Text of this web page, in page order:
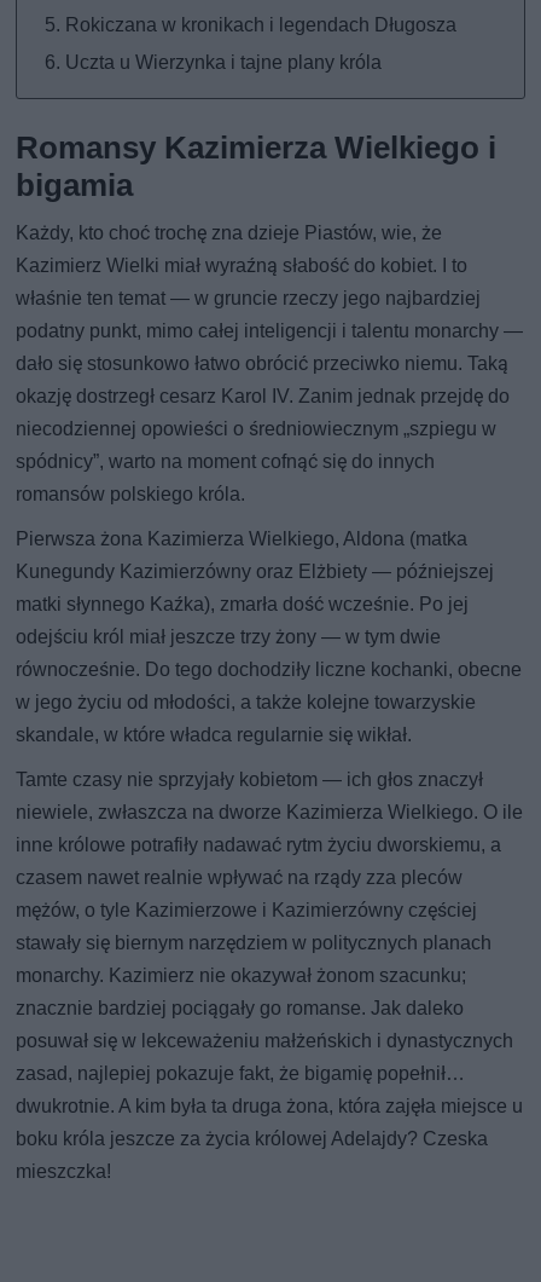
Rokiczana w kronikach i legendach Długosza
Uczta u Wierzynka i tajne plany króla
Romansy Kazimierza Wielkiego i
bigamia
Każdy, kto choć trochę zna dzieje Piastów, wie, że
Kazimierz Wielki miał wyraźną słabość do kobiet. I to
właśnie ten temat — w gruncie rzeczy jego najbardziej
podatny punkt, mimo całej inteligencji i talentu monarchy —
dało się stosunkowo łatwo obrócić przeciwko niemu. Taką
okazję dostrzegł cesarz Karol IV. Zanim jednak przejdę do
niecodziennej opowieści o średniowiecznym „szpiegu w
spódnicy”, warto na moment cofnąć się do innych
romansów polskiego króla.
Pierwsza żona Kazimierza Wielkiego, Aldona (matka
Kunegundy Kazimierzówny oraz Elżbiety — późniejszej
matki słynnego Kaźka), zmarła dość wcześnie. Po jej
odejściu król miał jeszcze trzy żony — w tym dwie
równocześnie. Do tego dochodziły liczne kochanki, obecne
w jego życiu od młodości, a także kolejne towarzyskie
skandale, w które władca regularnie się wikłał.
Tamte czasy nie sprzyjały kobietom — ich głos znaczył
niewiele, zwłaszcza na dworze Kazimierza Wielkiego. O ile
inne królowe potrafiły nadawać rytm życiu dworskiemu, a
czasem nawet realnie wpływać na rządy zza pleców
mężów, o tyle Kazimierzowe i Kazimierzówny częściej
stawały się biernym narzędziem w politycznych planach
monarchy. Kazimierz nie okazywał żonom szacunku;
znacznie bardziej pociągały go romanse. Jak daleko
posuwał się w lekceważeniu małżeńskich i dynastycznych
zasad, najlepiej pokazuje fakt, że bigamię popełnił…
dwukrotnie. A kim była ta druga żona, która zajęła miejsce u
boku króla jeszcze za życia królowej Adelajdy? Czeska
mieszczka!